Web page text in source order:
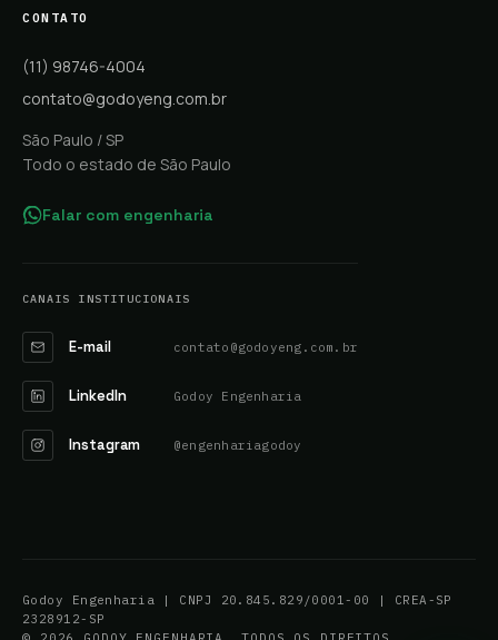
CONTATO
(11) 98746-4004
contato@godoyeng.com.br
São Paulo / SP
Todo o estado de São Paulo
Falar com engenharia
CANAIS INSTITUCIONAIS
E-mail contato@godoyeng.com.br
LinkedIn Godoy Engenharia
Instagram @engenhariagodoy
Godoy Engenharia | CNPJ 20.845.829/0001-00 | CREA-SP
2328912-SP